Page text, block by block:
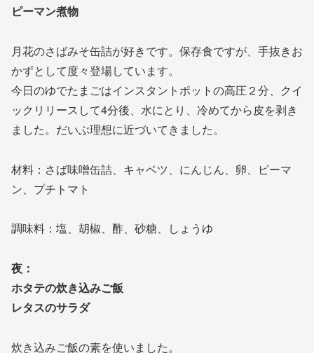
ピーマン煮物
月花のさばみそ缶詰が好きです。保存食ですが、手抜きお
かずとして度々登場しています。
今日のゆでたまごはインスタントポットの高圧２分、クイ
ックリリースして4分後、水にとり、冷めてから皮を剥き
ました。だいぶ理想に近づいてきました。
材料：さば味噌缶詰、キャベツ、にんじん、卵、ピーマ
ン、プチトマト
調味料：塩、胡椒、酢、砂糖、しょうゆ
夜：
ホタテの炊き込みご飯
レタスのサラダ
炊き込みご飯の素を使いました。